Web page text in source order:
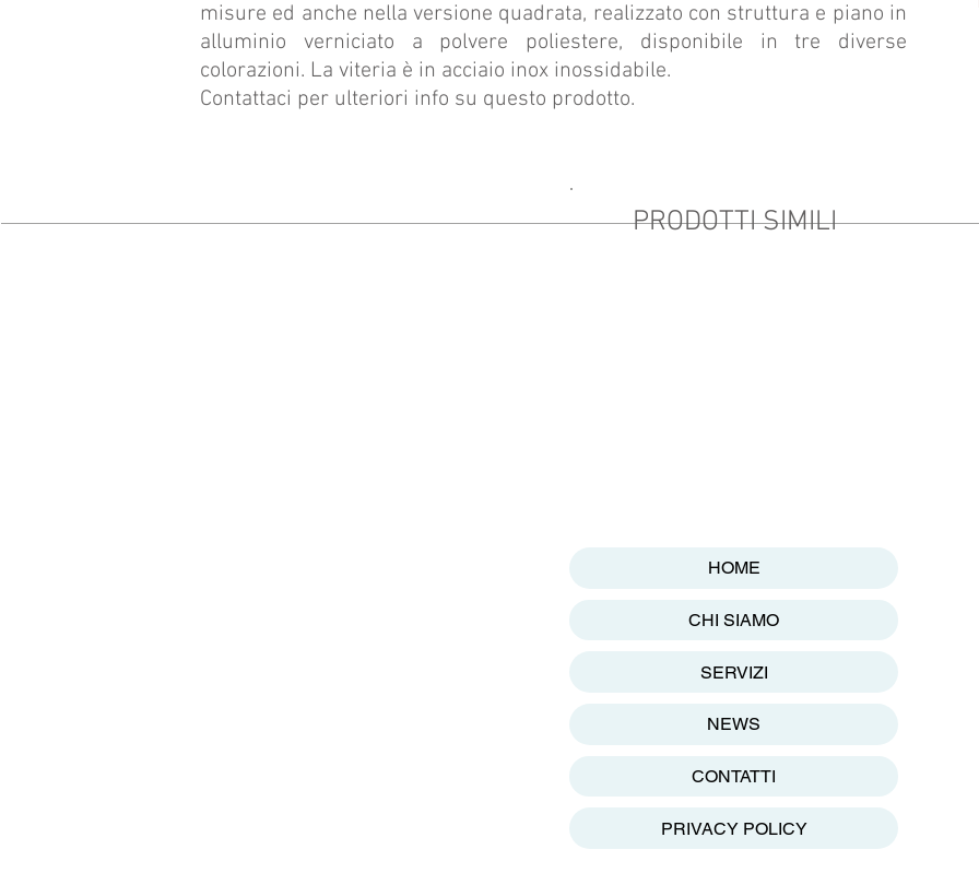
misure ed anche nella versione quadrata, realizzato con struttura e piano in
alluminio verniciato a polvere poliestere, disponibile in tre diverse
colorazioni. La viteria è in acciaio inox inossidabile.
Contattaci per ulteriori info su questo prodotto.
PRODOTTI SIMILI
HOME
CHI SIAMO
SERVIZI
NEWS
CONTATTI
PRIVACY POLICY